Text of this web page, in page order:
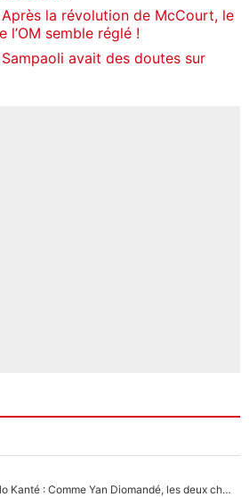
la révolution de McCourt, le
l’OM semble réglé !
avait des doutes sur
Antoine Griezmann et N'Golo Kanté : Comme Yan Diomandé, les deux champions du monde ont refusé de signer au PSG !